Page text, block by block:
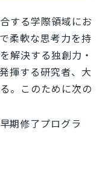
する学際領域にお
柔軟な思考力を持
解決する独創力・
揮する研究者、大
。このために次の
期修了プログラ